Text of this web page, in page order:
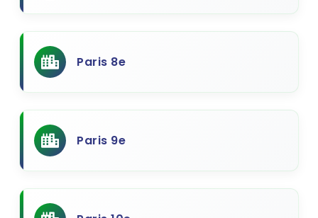
Paris 8e
Paris 9e